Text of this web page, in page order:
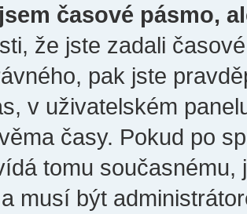
časové pásmo,
že jste zadali
pak jste
v uživatelském
časy. Pokud po
tomu
musí být